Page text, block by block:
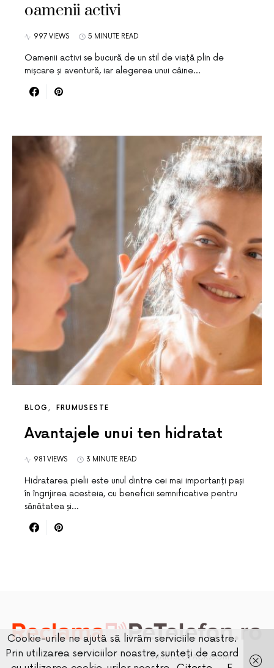
oamenii activi
997 VIEWS 5 MINUTE READ
Oamenii activi se bucură de un stil de viață plin de
mișcare și aventură, iar alegerea unui câine…
BLOG FRUMUSESTE
Avantajele unui ten hidratat
981 VIEWS 3 MINUTE READ
Hidratarea pielii este unul dintre cei mai importanți pași
în îngrijirea acesteia, cu beneficii semnificative pentru
sănătatea și…
DESIGNED & DEVELOPED BY SMARTSEOPACK.COM
Cookie-urile ne ajută să livrăm serviciile noastre.
Prin utilizarea serviciilor noastre, sunteți de acord